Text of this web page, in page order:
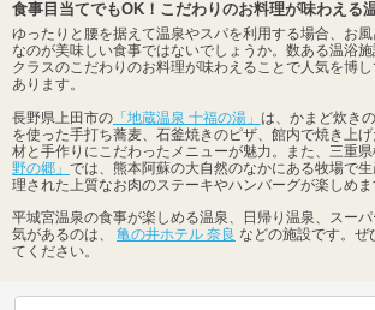
食事目当てでもOK！こだわりのお料理が味わえる
ゆったりと腰を据えて温泉やスパを利用する場合、お
なのが美味しい食事ではないでしょうか。数ある温浴
クラスのこだわりのお料理が味わえることで人気を博
あります。
長野県上田市の 「地蔵温泉 十福の湯」 は、かまど炊き
を使った手打ち蕎麦、石釜焼きのピザ、館内で焼き上
材と手作りにこだわったメニューが魅力。また、三重
野の郷」 では、熊本阿蘇の大自然のなかにある牧場で
理された上質なお肉のステーキやハンバーグが楽しめま
平城宮温泉の食事が楽しめる温泉、日帰り温泉、スー
気があるのは、 亀の井ホテル 奈良 などの施設です。
てください。